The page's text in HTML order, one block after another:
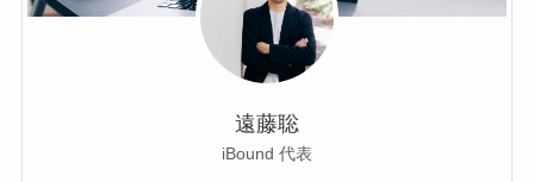
遠藤聡
iBound 代表